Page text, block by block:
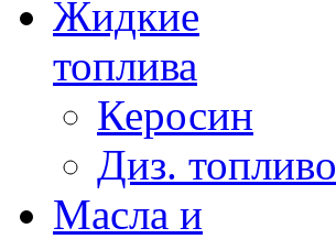
Жидкие
топлива
Керосин
Диз. топливо
Масла и